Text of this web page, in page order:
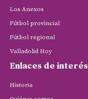
Los Anexos
Fútbol provincial
Fútbol regional
Valladolid Hoy
Enlaces de interés
Historia